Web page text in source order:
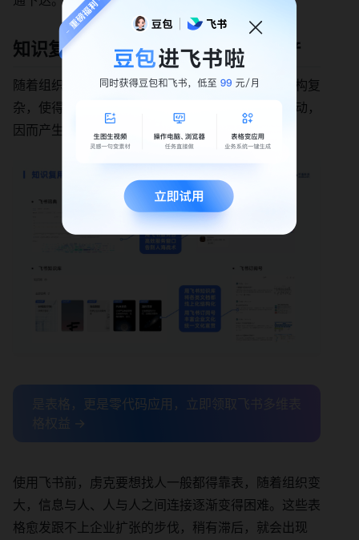
知识复用率提升 62%，沉淀知识资产
随着组织规模的扩张，虏克内部组织庞大且技术架构复
杂，使得需求和信息往往只能在有交集的人之间流动，
因而产生了“重复造轮子”的问题。
是表格，更是零代码应用，立即领取飞书多维表
格权益 →
使用飞书前，虏克要想找人一般都得靠表，随着组织变
大，信息与人、人与人之间连接逐渐变得困难。这些表
格愈发跟不上企业扩张的步伐，稍有滞后，就会出现